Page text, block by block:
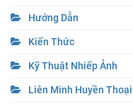
Hướng Dẫn
Kiến Thức
Kỹ Thuật Nhiếp Ảnh
Liên Minh Huyền Thoại